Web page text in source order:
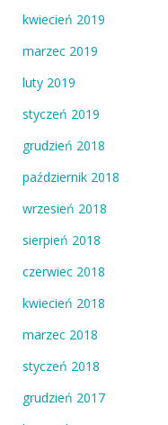
kwiecień 2019
marzec 2019
luty 2019
styczeń 2019
grudzień 2018
październik 2018
wrzesień 2018
sierpień 2018
czerwiec 2018
kwiecień 2018
marzec 2018
styczeń 2018
grudzień 2017